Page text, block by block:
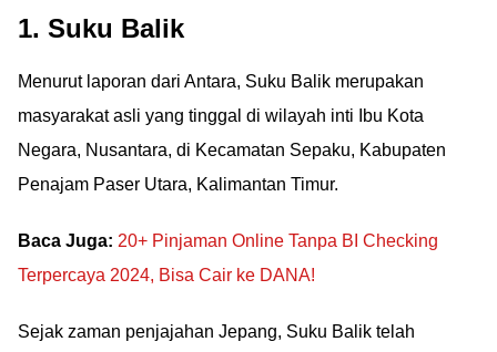
1. Suku Balik
Menurut laporan dari Antara, Suku Balik merupakan
masyarakat asli yang tinggal di wilayah inti Ibu Kota
Negara, Nusantara, di Kecamatan Sepaku, Kabupaten
Penajam Paser Utara, Kalimantan Timur.
Baca Juga: 20+ Pinjaman Online Tanpa BI Checking
Terpercaya 2024, Bisa Cair ke DANA!
Sejak zaman penjajahan Jepang, Suku Balik telah